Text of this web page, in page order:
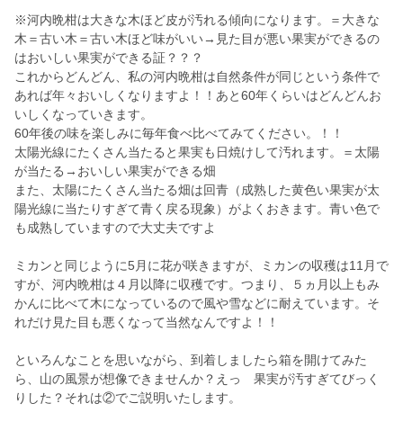
※河内晩柑は大きな木ほど皮が汚れる傾向になります。＝大きな
木＝古い木＝古い木ほど味がいい→見た目が悪い果実ができるの
はおいしい果実ができる証？？？
これからどんどん、私の河内晩柑は自然条件が同じという条件で
あれば年々おいしくなりますよ！！あと60年くらいはどんどんお
いしくなっていきます。
60年後の味を楽しみに毎年食べ比べてみてください。！！
太陽光線にたくさん当たると果実も日焼けして汚れます。＝太陽
が当たる→おいしい果実ができる畑
また、太陽にたくさん当たる畑は回青（成熟した黄色い果実が太
陽光線に当たりすぎて青く戻る現象）がよくおきます。青い色で
も成熟していますので大丈夫ですよ
ミカンと同じように5月に花が咲きますが、ミカンの収穫は11月で
すが、河内晩柑は４月以降に収穫です。つまり、５ヵ月以上もみ
かんに比べて木になっているので風や雪などに耐えています。そ
れだけ見た目も悪くなって当然なんですよ！！
といろんなことを思いながら、到着しましたら箱を開けてみた
ら、山の風景が想像できませんか？えっ 果実が汚すぎてびっく
りした？それは②でご説明いたします。